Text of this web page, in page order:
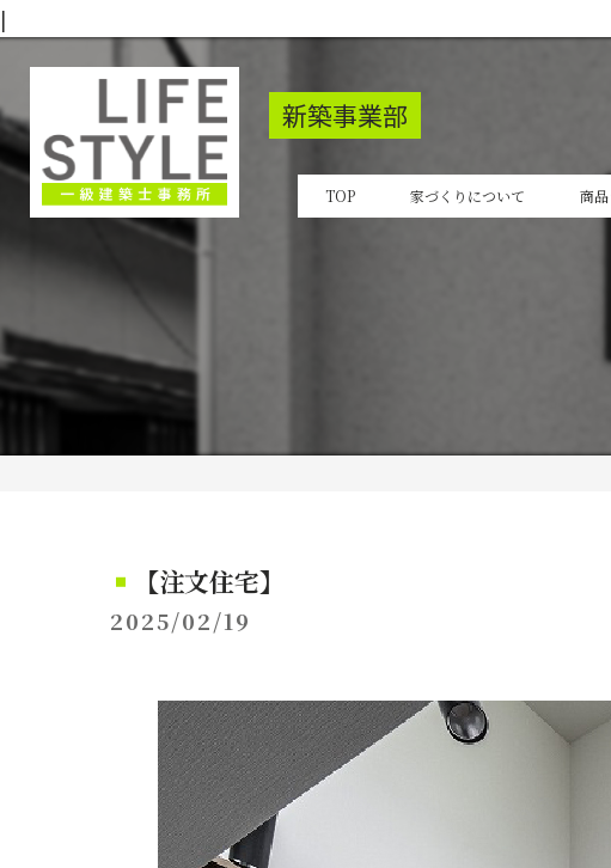
|
新築事業部
TOP 家づくりについて 商
【注文住宅】
2025/02/19